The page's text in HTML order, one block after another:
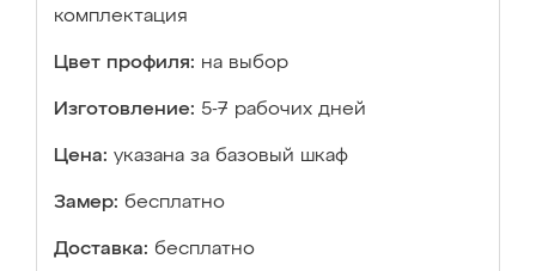
комплектация
Цвет профиля: на выбор
Изготовление: 5-7 рабочих дней
Цена: указана за базовый шкаф
Замер: бесплатно
Доставка: бесплатно